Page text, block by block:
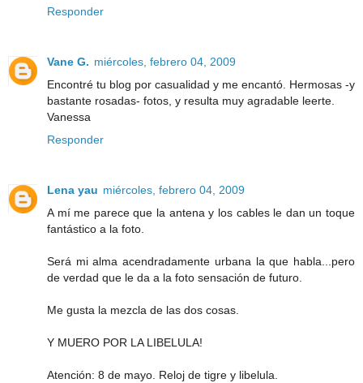
Responder
Vane G. miércoles, febrero 04, 2009
Encontré tu blog por casualidad y me encantó. Hermosas -y
bastante rosadas- fotos, y resulta muy agradable leerte.
Vanessa
Responder
Lena yau miércoles, febrero 04, 2009
A mí me parece que la antena y los cables le dan un toque
fantástico a la foto.
Será mi alma acendradamente urbana la que habla...pero
de verdad que le da a la foto sensación de futuro.
Me gusta la mezcla de las dos cosas.
Y MUERO POR LA LIBELULA!
Atención: 8 de mayo. Reloj de tigre y libelula.